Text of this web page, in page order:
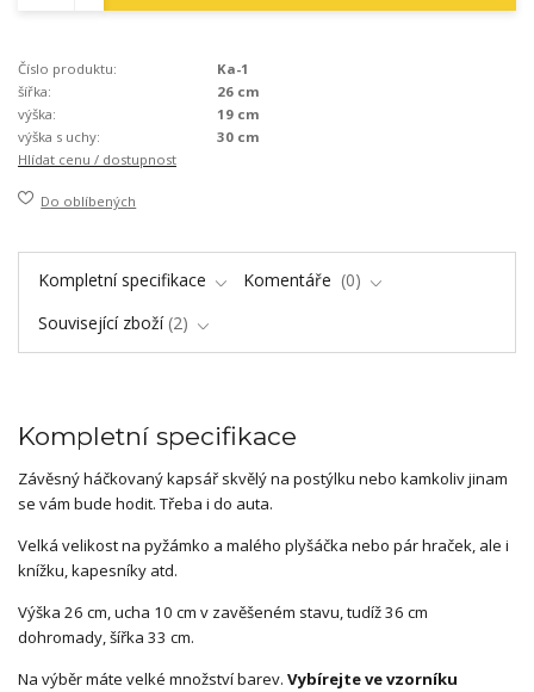
Číslo produktu:
Ka-1
šířka:
26 cm
výška:
19 cm
výška s uchy:
30 cm
Hlídat cenu / dostupnost
Do oblíbených
Kompletní specifikace Komentáře
0
Související zboží 2
Kompletní specifikace
Závěsný háčkovaný kapsář skvělý na postýlku nebo kamkoliv jinam
se vám bude hodit. Třeba i do auta.
Velká velikost na pyžámko a malého plyšáčka nebo pár hraček, ale i
knížku, kapesníky atd.
Výška 26 cm, ucha 10 cm v zavěšeném stavu, tudíž 36 cm
dohromady, šířka 33 cm.
Na výběr máte velké množství barev. Vybírejte ve vzorníku